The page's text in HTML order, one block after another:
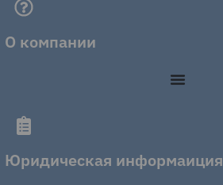
О компании
Юридическая информаиция